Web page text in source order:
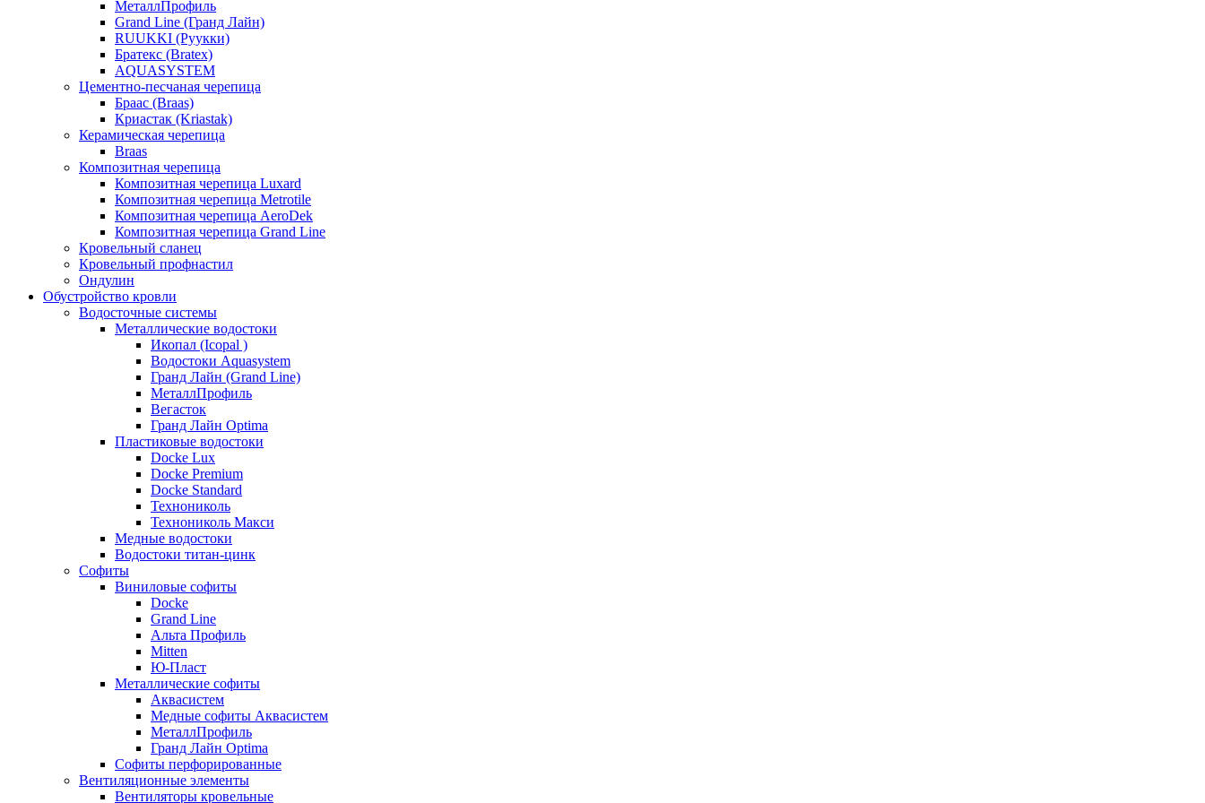
МеталлПрофиль
Grand Line (Гранд Лайн)
RUUKKI (Руукки)
Братекс (Bratex)
AQUASYSTEM
Цементно-песчаная черепица
Браас (Braas)
Криастак (Kriastak)
Керамическая черепица
Braas
Композитная черепица
Композитная черепица Luxard
Композитная черепица Metrotile
Композитная черепица AeroDek
Композитная черепица Grand Line
Кровельный сланец
Кровельный профнастил
Ондулин
Обустройство кровли
Водосточные системы
Металлические водостоки
Икопал (Icopal )
Водостоки Aquasystem
Гранд Лайн (Grand Line)
МеталлПрофиль
Вегасток
Гранд Лайн Optima
Пластиковые водостоки
Docke Lux
Docke Premium
Docke Standard
Технониколь
Технониколь Макси
Медные водостоки
Водостоки титан-цинк
Софиты
Виниловые софиты
Docke
Grand Line
Альта Профиль
Mitten
Ю-Пласт
Металлические софиты
Аквасистем
Медные софиты Аквасистем
МеталлПрофиль
Гранд Лайн Optima
Софиты перфорированные
Вентиляционные элементы
Вентиляторы кровельные